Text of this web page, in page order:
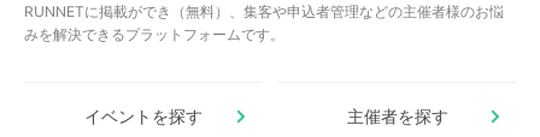
RUNNETに掲載ができ（無料）、集客や申込者管理などの主催者様のお悩
みを解決できるプラットフォームです。
イベントを探す 主催者を探す